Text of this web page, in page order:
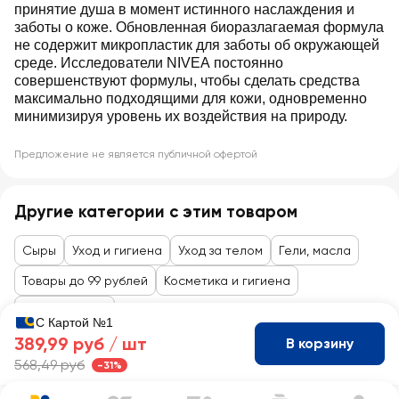
принятие душа в момент истинного наслаждения и
заботы о коже. Обновленная биоразлагаемая формула
не содержит микропластик для заботы об окружающей
среде. Исследователи NIVEA постоянно
совершенствуют формулы, чтобы сделать средства
максимально подходящими для кожи, одновременно
минимизируя уровень их воздействия на природу.
Предложение не является публичной офертой
Другие категории с этим товаром
Сыры Уход и гигиена Уход за телом Гели, масла
Товары до 99 рублей Косметика и гигиена
С Картой №1
389,99 руб / шт
568,49 руб -31%
В корзину